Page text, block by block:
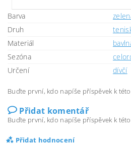
Barva
Druh
Materiál
Sezóna
Určení
dívčí
Buďte první, kdo napíše příspěvek k
Přidat komentář
Buďte první, kdo napíše příspěvek k
Přidat hodnocení